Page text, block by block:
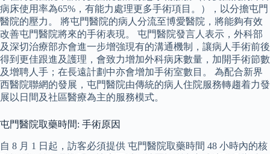
病床使用率為65%，有能力處理更多手術項目。），以分擔屯門
醫院的壓力。 將屯門醫院的病人分流至博愛醫院，將能夠有效
改善屯門醫院將來的手術表現。 屯門醫院發言人表示，外科部
及深切治療部亦會進一步增強現有的溝通機制，讓病人手術前後
得到更佳跟進及護理，會致力增加外科病床數量，加開手術節數
及增聘人手；在長遠計劃中亦會增加手術室數目。 為配合新界
西醫院聯網的發展，屯門醫院由傳統的病人住院服務轉趨着力發
展以日間及社區醫療為主的服務模式。
屯門醫院取藥時間: 手術原因
自 8 月 1 日起，訪客必須提供 屯門醫院取藥時間 48 小時內的核